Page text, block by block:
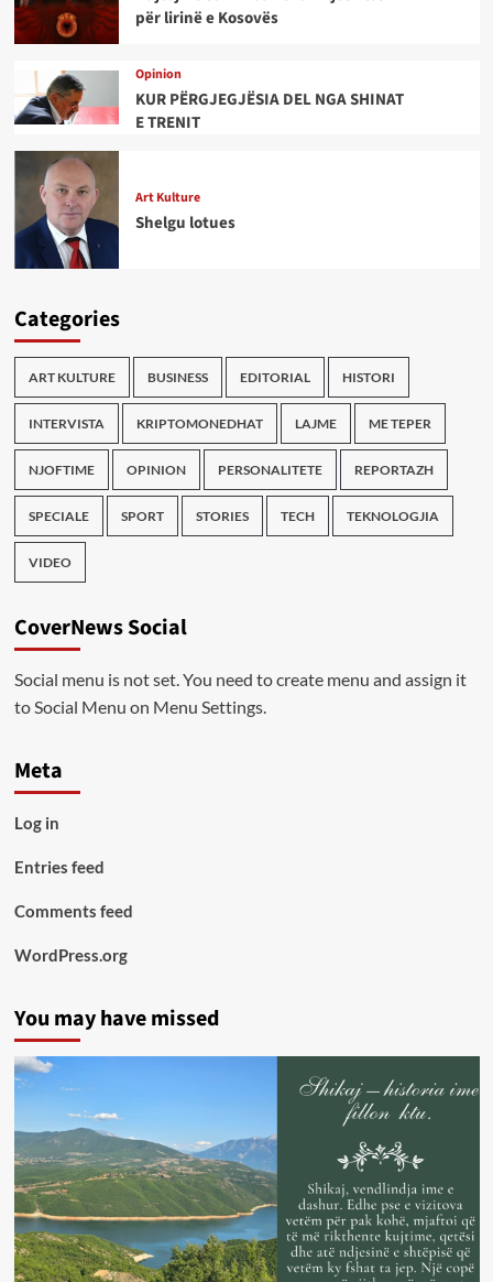
për lirinë e Kosovës
Opinion
KUR PËRGJEGJËSIA DEL NGA SHINAT
E TRENIT
Art Kulture
Shelgu lotues
Categories
ART KULTURE BUSINESS EDITORIAL HISTORI
INTERVISTA KRIPTOMONEDHAT LAJME ME TEPER
NJOFTIME OPINION PERSONALITETE REPORTAZH
SPECIALE SPORT STORIES TECH TEKNOLOGJIA
VIDEO
CoverNews Social
Social menu is not set. You need to create menu and assign it
to Social Menu on Menu Settings.
Meta
Log in
Entries feed
Comments feed
WordPress.org
You may have missed